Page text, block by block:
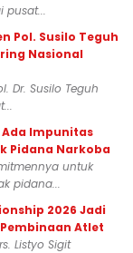
pusat...
Pol. Susilo Teguh
Nasional
Dr. Susilo Teguh
Impunitas
Pidana Narkoba
untuk
pidana...
2026 Jadi
Atlet
Listyo Sigit